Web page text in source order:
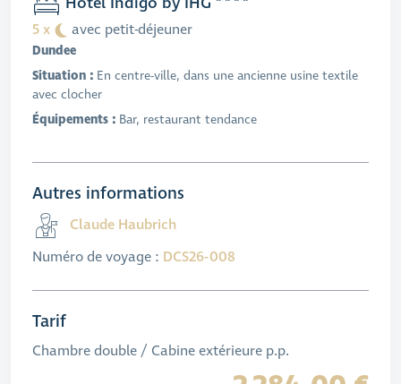
5 x avec petit-déjeuner
Dundee
Situation : En centre-ville, dans une ancienne usine textile
avec clocher
Équipements : Bar, restaurant tendance
Autres informations
Claude Haubrich
Numéro de voyage : DCS26-008
Tarif
Chambre double / Cabine extérieure p.p.